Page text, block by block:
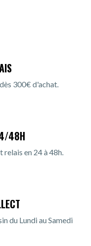
300€ d'achat.
48H
relais en 24 à 48h.
du Lundi au Samedi